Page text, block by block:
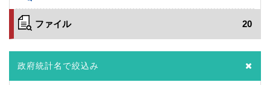
ファイル 20
政府統計名で絞込み